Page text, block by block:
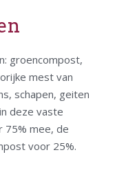
groencompost,
mest van
schapen, geiten
deze vaste
mee, de
voor 25%.